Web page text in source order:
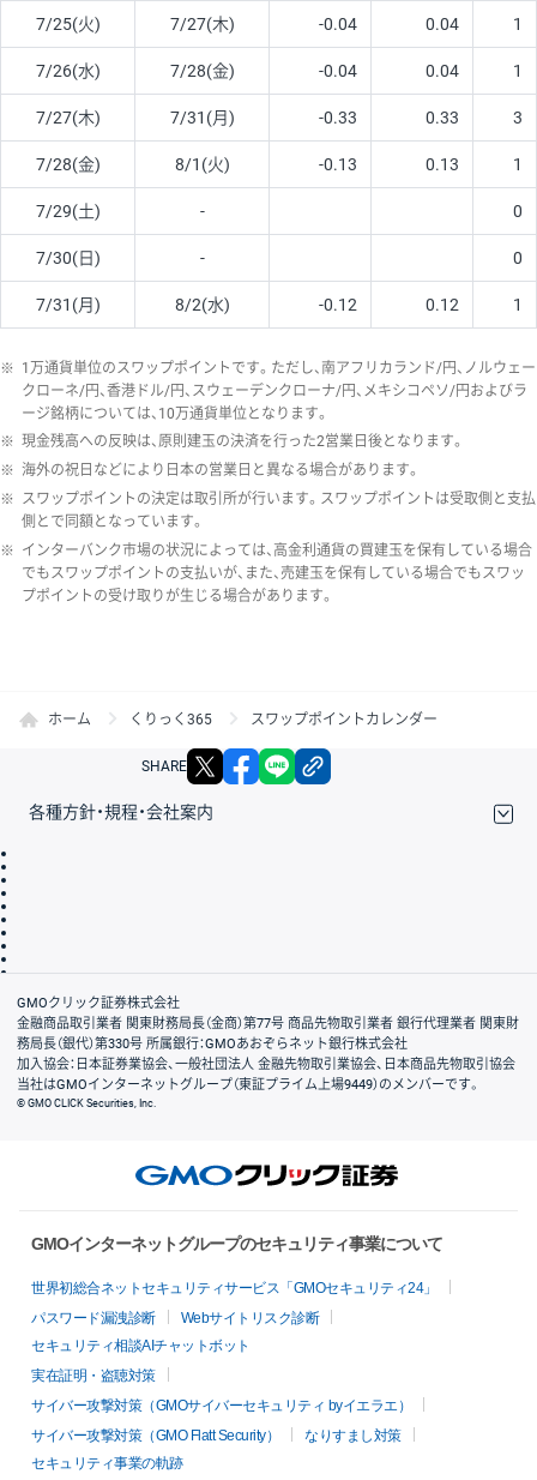
7/25(火) 7/27(木) -0.04 0.04 1
7/26(水) 7/28(金) -0.04 0.04 1
7/27(木) 7/31(月) -0.33 0.33 3
7/28(金) 8/1(火) -0.13 0.13 1
7/29(土) - 0
7/30(日) - 0
7/31(月) 8/2(水) -0.12 0.12 1
※ 1万通貨単位のスワップポイントです。ただし、南アフリカランド/円、ノルウェー
クローネ/円、香港ドル/円、スウェーデンクローナ/円、メキシコペソ/円およびラ
ージ銘柄については、10万通貨単位となります。
※ 現金残高への反映は、原則建玉の決済を行った2営業日後となります。
※ 海外の祝日などにより日本の営業日と異なる場合があります。
※ スワップポイントの決定は取引所が行います。スワップポイントは受取側と支払
側とで同額となっています。
※ インターバンク市場の状況によっては、高金利通貨の買建玉を保有している場合
でもスワップポイントの支払いが、また、売建玉を保有している場合でもスワッ
プポイントの受け取りが生じる場合があります。
ホーム くりっく365 スワップポイントカレンダー
SHARE X facebook
各種方針・規程・会社案内
会社案内
GMOクリック証券株式会社
金融商品取引業者 関東財務局長（金商）第77号 商品先物取引業者 銀行代理業者 関東財
務局長（銀代）第330号 所属銀行：GMOあおぞらネット銀行株式会社
加入協会：日本証券業協会、一般社団法人 金融先物取引業協会、日本商品先物取引協会
当社はGMOインターネットグループ（東証プライム上場9449）のメンバーです。
© GMO CLICK Securities, Inc.
GMOインターネットグループのセキュリティ事業について
世界初総合ネットセキュリティサービス「GMOセキュリティ24」
パスワード漏洩診断
Webサイトリスク診断
セキュリティ相談AIチャットボット
実在証明・盗聴対策
サイバー攻撃対策（GMOサイバーセキュリティ byイエラエ）
サイバー攻撃対策（GMO Flatt Security）
なりすまし対策
セキュリティ事業の軌跡